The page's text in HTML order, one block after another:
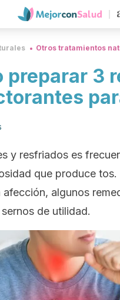
Otros tratamientos
preparar 3
y resfriados es
que produce tos.
afección, algunos
de utilidad.